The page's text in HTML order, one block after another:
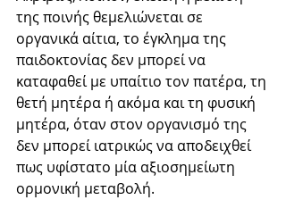
της ποινής θεμελιώνεται σε
οργανικά αίτια, το έγκλημα της
παιδοκτονίας δεν μπορεί να
καταφαθεί με υπαίτιο τον πατέρα, τη
θετή μητέρα ή ακόμα και τη φυσική
μητέρα, όταν στον οργανισμό της
δεν μπορεί ιατρικώς να αποδειχθεί
πως υφίστατο μία αξιοσημείωτη
ορμονική μεταβολή.